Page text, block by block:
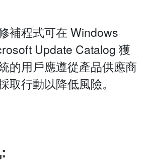
補程式可在 Windows
Update Catalog 獲
的用戶應遵從產品供應商
取行動以降低風險。